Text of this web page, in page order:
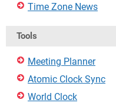
Time Zone News
Tools
Meeting Planner
Atomic Clock Sync
World Clock